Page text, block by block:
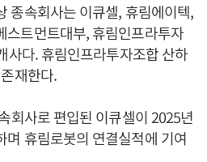
종속회사는 이큐셀, 휴림에이텍,
스트먼트대부, 휴림인프라투자
사다. 휴림인프라투자조합 산하
재한다.
회사로 편입된 이큐셀이 2025년
며 휴림로봇의 연결실적에 기여